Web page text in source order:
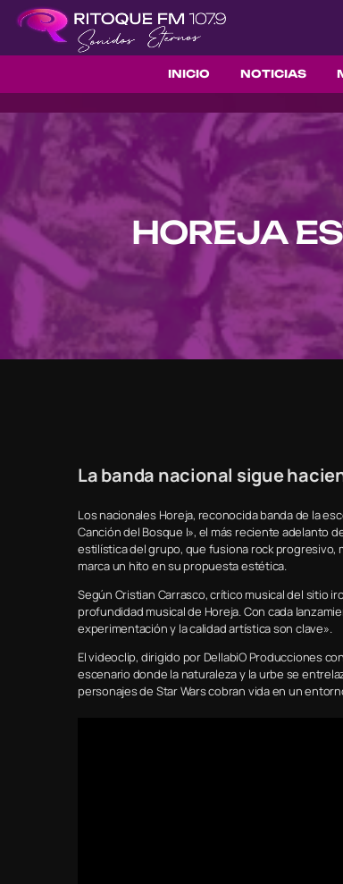
INICIO NOTICIAS
HOREJA
La banda nacional sigue
Los nacionales Horeja, reconocida banda de la
Canción del Bosque I», el más reciente adelanto
estilística del grupo, que fusiona rock progresivo,
marca un hito en su propuesta estética.
Según Cristian Carrasco, crítico musical del sitio
profundidad musical de Horeja. Con cada
experimentación y la calidad artística son clave».
El videoclip, dirigido por DellabiO Producciones
escenario donde la naturaleza y la urbe se
personajes de Star Wars cobran vida en un